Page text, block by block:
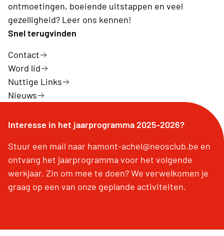
ontmoetingen, boeiende uitstappen en veel
gezelligheid? Leer ons kennen!
Snel terugvinden
Contact
Word lid
Nuttige Links
Nieuws
Interesse in het jaarprogramma 2025-2026?
Stuur een mail naar hamont-achel@neosclub.be en
ontvang het jaarprogramma voor het volgende
werkjaar. Zin om mee te doen? We verwelkomen je
graag op een van onze geplande activiteiten.